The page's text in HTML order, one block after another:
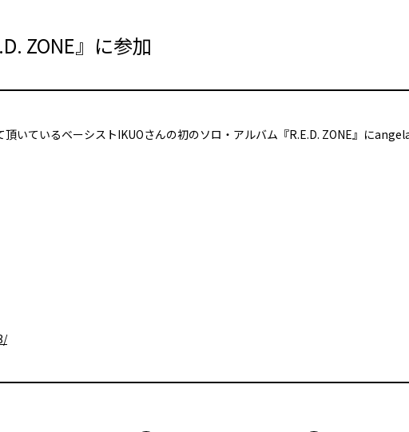
ZONE』に参加
いているベーシストIKUOさんの初のソロ・アルバム『R.E.D. ZONE』に